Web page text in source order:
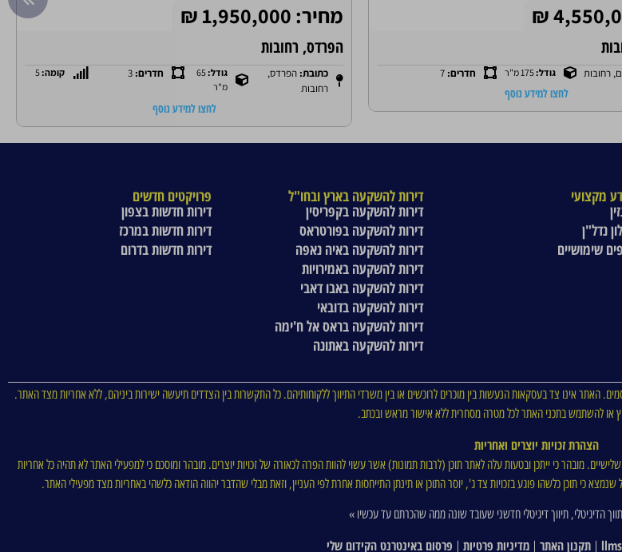
גודל:65
מ"ר
חדרים:3
לחצו למידע נוסף
מחיר: 2,850,000 ₪
המלכים, רחובות
כתובת:המלכים,
רחובות
גודל:
108
מ"ר
חדרים: קומה:
לחצו למידע נוסף
מקצועי
נדל"ן
שימושיים
דירות להשקעה בארץ ובחו"ל
דירות להשקעה בקפריסין
דירות להשקעה בפורטראס
דירות להשקעה באיה נאפה
דירות להשקעה באמירויות
דירות להשקעה באבו דאבי
דירות להשקעה בדובאי
דירות להשקעה בראס אל ח'ימה
דירות להשקעה באתונה
פרויקטים חדשים
דירות חדשות בצפון
דירות חדשות במרכז
דירות חדשות בדרום
האתר אינו צד בעסקאות הנעשות בין מוכרים לרוכשים או בין משרדי התיווך ללקוחותיהם. כל התקשרות בין הצדדים תיעשה ישירות ביניהם, ללא אחריות מצד האתר.
או להשתמש בתכני האתר לכל מטרה מסחרית ללא אישור מראש ובכתב.
הצהרת זכויות יוצרים ואחריות
מובהר כי ייתכן ובטעות עלה לאתר תוכן (לרבות תמונות) אשר עשוי להוות הפרה לכאורה של זכויות יוצרים. מובהר ומוסכם כי למפעילי האתר לא תהיה כל אחריות
כי תוכן כלשהו פוגע בזכויות צד ג', יוסר התוכן או תינתן התייחסות אחרת לפי העניין, וזאת מבלי שהדבר יהווה הודאה כלשהי באחריות מצד מפעילי האתר.
הדיגיטלי, תיווך דיגיטלי חדשני שעובד שונה ממה שהכרתם עד עכשיו »
llms
| תקנון האתר | מדיניות פרטיות | פרסום באינטרנט הקידום שלי